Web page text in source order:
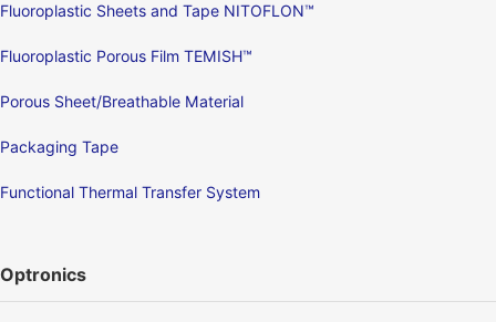
Fluoroplastic Sheets and Tape NITOFLON™
Fluoroplastic Porous Film TEMISH™
Porous Sheet/Breathable Material
Packaging Tape
Functional Thermal Transfer System
Optronics